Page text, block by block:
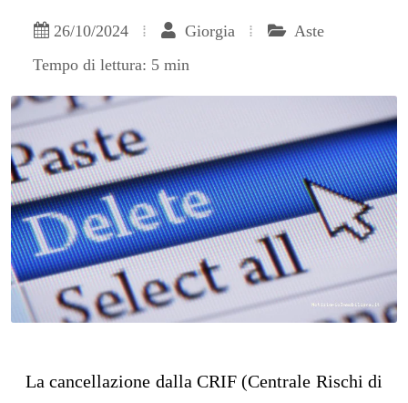
26/10/2024 Giorgia
Aste
Tempo di lettura: 5 min
La cancellazione dalla CRIF (Centrale Rischi di